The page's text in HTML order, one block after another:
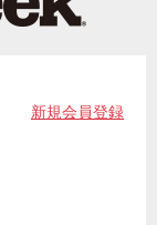
新規会員登録